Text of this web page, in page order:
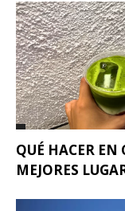
QUÉ HACER EN
MEJORES